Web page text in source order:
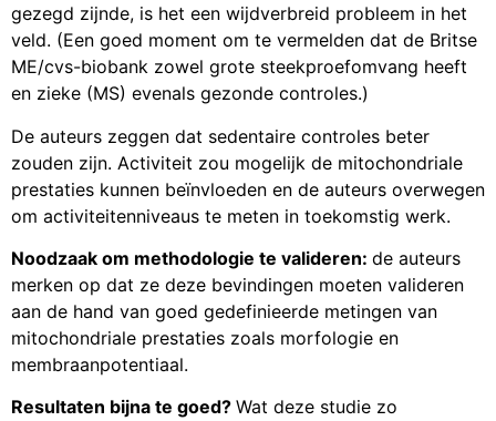
gezegd zijnde, is het een wijdverbreid probleem in het
veld. (Een goed moment om te vermelden dat de Britse
ME/cvs-biobank zowel grote steekproefomvang heeft
en zieke (MS) evenals gezonde controles.)
De auteurs zeggen dat sedentaire controles beter
zouden zijn. Activiteit zou mogelijk de mitochondriale
prestaties kunnen beïnvloeden en de auteurs overwegen
om activiteitenniveaus te meten in toekomstig werk.
Noodzaak om methodologie te valideren: de auteurs
merken op dat ze deze bevindingen moeten valideren
aan de hand van goed gedefinieerde metingen van
mitochondriale prestaties zoals morfologie en
membraanpotentiaal.
Resultaten bijna te goed? Wat deze studie zo